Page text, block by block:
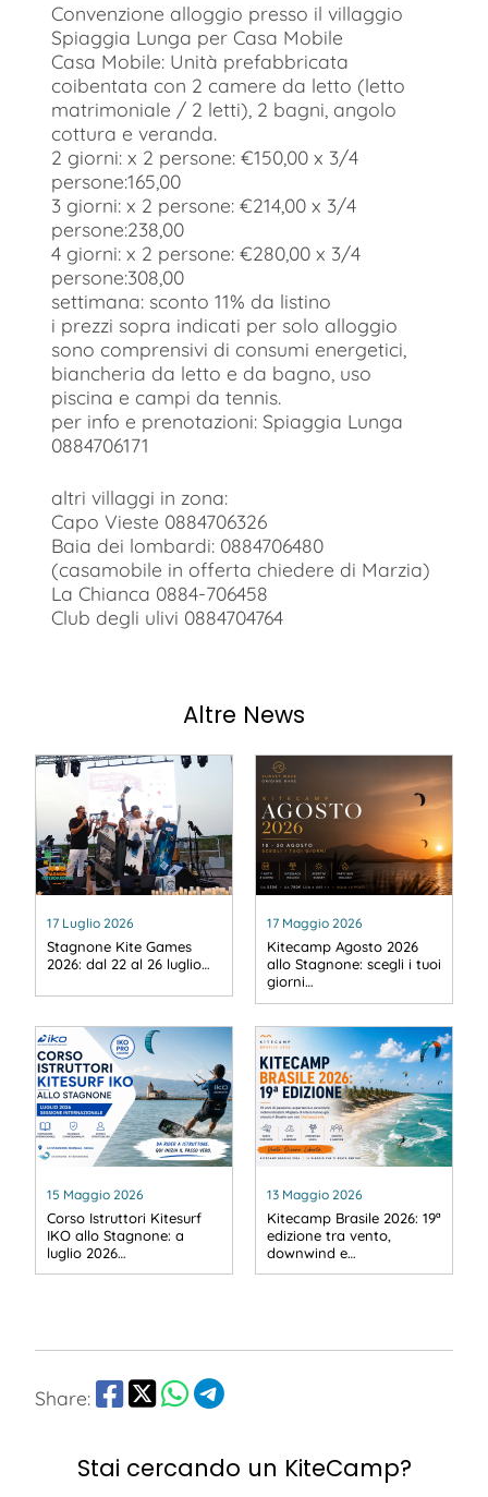
Convenzione alloggio presso il villaggio
Spiaggia Lunga per Casa Mobile
Casa Mobile: Unità prefabbricata
coibentata con 2 camere da letto (letto
matrimoniale / 2 letti), 2 bagni, angolo
cottura e veranda.
2 giorni: x 2 persone: €150,00 x 3/4
persone:165,00
3 giorni: x 2 persone: €214,00 x 3/4
persone:238,00
4 giorni: x 2 persone: €280,00 x 3/4
persone:308,00
settimana: sconto 11% da listino
i prezzi sopra indicati per solo alloggio
sono comprensivi di consumi energetici,
biancheria da letto e da bagno, uso
piscina e campi da tennis.
per info e prenotazioni: Spiaggia Lunga
0884706171
altri villaggi in zona:
Capo Vieste 0884706326
Baia dei lombardi: 0884706480
(casamobile in offerta chiedere di Marzia)
La Chianca 0884-706458
Club degli ulivi 0884704764
Altre News
17 Luglio 2026
Stagnone Kite Games
2026: dal 22 al 26 luglio…
17 Maggio 2026
Kitecamp Agosto 2026
allo Stagnone: scegli i tuoi
giorni…
15 Maggio 2026
Corso Istruttori Kitesurf
IKO allo Stagnone: a
luglio 2026…
13 Maggio 2026
Kitecamp Brasile 2026: 19ª
edizione tra vento,
downwind e…
Share:
Stai cercando un KiteCamp?